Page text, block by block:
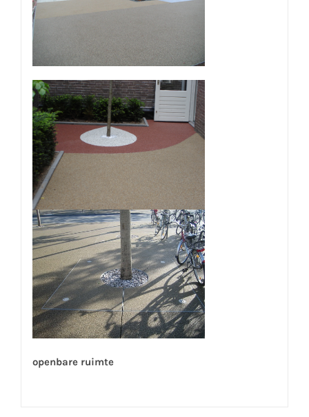
openbare ruimte